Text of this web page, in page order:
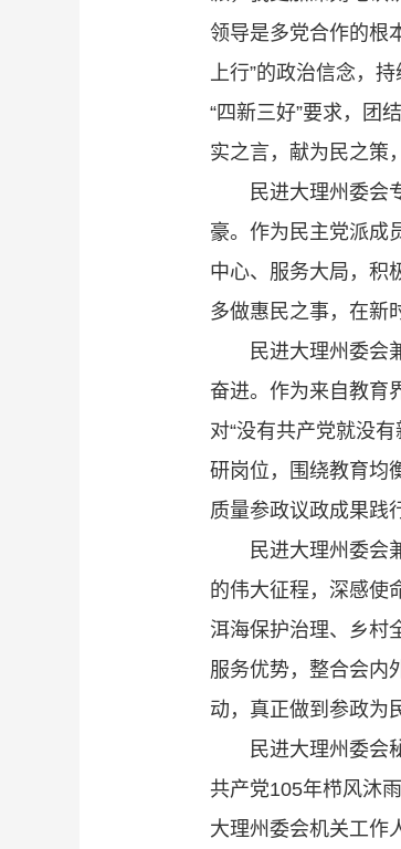
领导是多党合作的根
上行”的政治信念，
“四新三好”要求，团
实之言，献为民之策
民进大理州委会
豪。作为民主党派成
中心、服务大局，积
多做惠民之事，在新
民进大理州委会
奋进。作为来自教育
对“没有共产党就没
研岗位，围绕教育均
质量参政议政成果践
民进大理州委会
的伟大征程，深感使
洱海保护治理、乡村
服务优势，整合会内
动，真正做到参政为
民进大理州委会
共产党105年栉风沐
大理州委会机关工作